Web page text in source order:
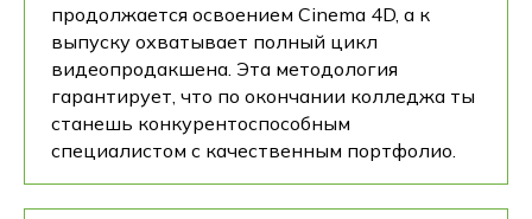
продолжается освоением Cinema 4D, а к
выпуску охватывает полный цикл
видеопродакшена. Эта методология
гарантирует, что по окончании колледжа ты
станешь конкурентоспособным
специалистом с качественным портфолио.